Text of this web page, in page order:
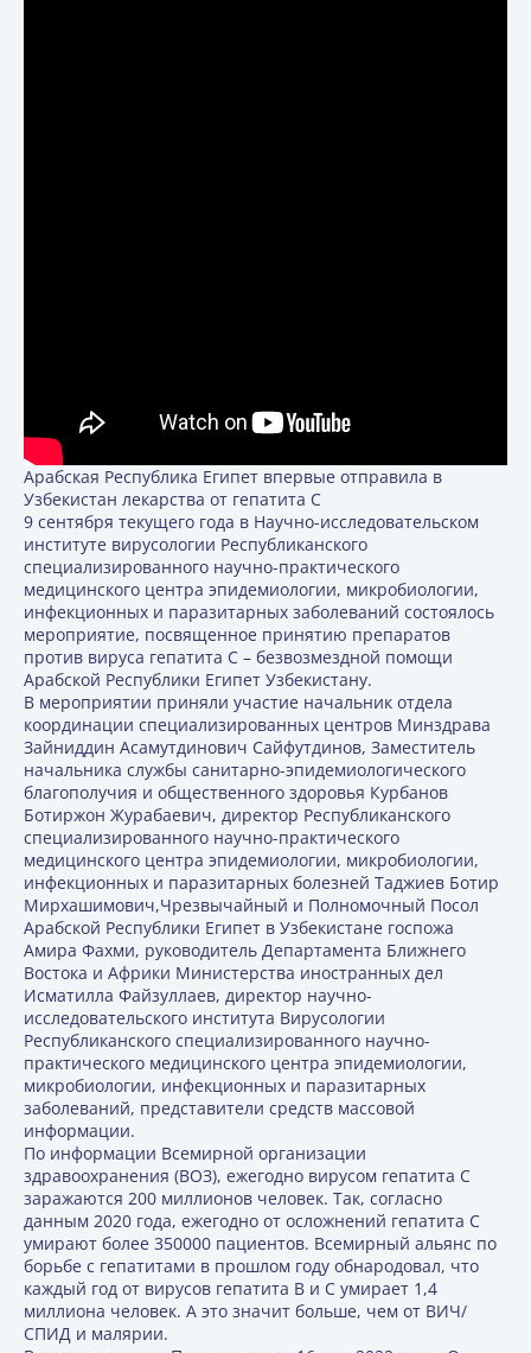
Арабская Республика Египет впервые отправила в
Узбекистан лекарства от гепатита С
9 сентября текущего года в Научно-исследовательском
институте вирусологии Республиканского
специализированного научно-практического
медицинского центра эпидемиологии, микробиологии,
инфекционных и паразитарных заболеваний состоялось
мероприятие, посвященное принятию препаратов
против вируса гепатита С – безвозмездной помощи
Арабской Республики Египет Узбекистану.
В мероприятии приняли участие начальник отдела
координации специализированных центров Минздрава
Зайниддин Асамутдинович Сайфутдинов, Заместитель
начальника службы санитарно-эпидемиологического
благополучия и общественного здоровья Курбанов
Ботиржон Журабаевич, директор Республиканского
специализированного научно-практического
медицинского центра эпидемиологии, микробиологии,
инфекционных и паразитарных болезней Таджиев Ботир
Мирхашимович,Чрезвычайный и Полномочный Посол
Арабской Республики Египет в Узбекистане госпожа
Амира Фахми, руководитель Департамента Ближнего
Востока и Африки Министерства иностранных дел
Исматилла Файзуллаев, директор научно-
исследовательского института Вирусологии
Республиканского специализированного научно-
практического медицинского центра эпидемиологии,
микробиологии, инфекционных и паразитарных
заболеваний, представители средств массовой
информации.
По информации Всемирной организации
здравоохранения (ВОЗ), ежегодно вирусом гепатита С
заражаются 200 миллионов человек. Так, согласно
данным 2020 года, ежегодно от осложнений гепатита С
умирают более 350000 пациентов. Всемирный альянс по
борьбе с гепатитами в прошлом году обнародовал, что
каждый год от вирусов гепатита В и С умирает 1,4
миллиона человек. А это значит больше, чем от ВИЧ/
СПИД и малярии.